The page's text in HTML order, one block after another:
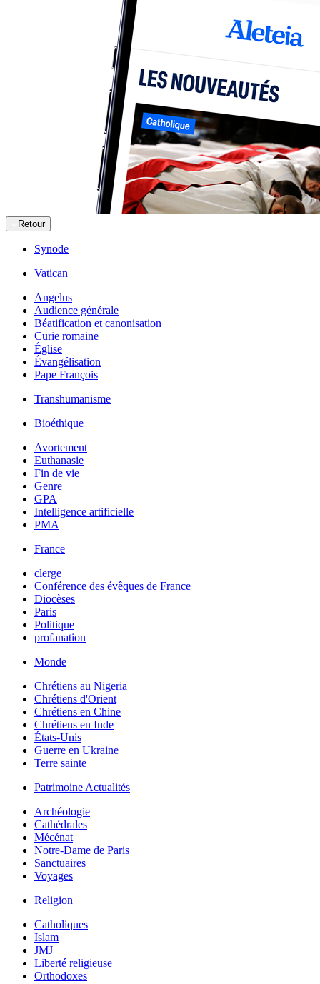
Retour
Synode
Vatican
Angelus
Audience générale
Béatification et canonisation
Curie romaine
Église
Évangélisation
Pape François
Transhumanisme
Bioéthique
Avortement
Euthanasie
Fin de vie
Genre
GPA
Intelligence artificielle
PMA
France
clerge
Conférence des évêques de France
Diocèses
Paris
Politique
profanation
Monde
Chrétiens au Nigeria
Chrétiens d'Orient
Chrétiens en Chine
Chrétiens en Inde
États-Unis
Guerre en Ukraine
Terre sainte
Patrimoine Actualités
Archéologie
Cathédrales
Mécénat
Notre-Dame de Paris
Sanctuaires
Voyages
Religion
Catholiques
Islam
JMJ
Liberté religieuse
Orthodoxes